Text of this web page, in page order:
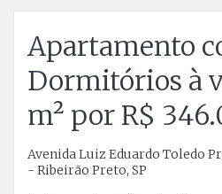
Apartamento
Dormitórios à
m² por R$
Avenida Luiz Eduardo Toledo
- Ribeirão Preto, SP